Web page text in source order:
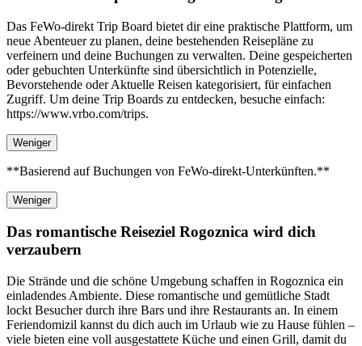
Das FeWo-direkt Trip Board bietet dir eine praktische Plattform, um
neue Abenteuer zu planen, deine bestehenden Reisepläne zu
verfeinern und deine Buchungen zu verwalten. Deine gespeicherten
oder gebuchten Unterkünfte sind übersichtlich in Potenzielle,
Bevorstehende oder Aktuelle Reisen kategorisiert, für einfachen
Zugriff. Um deine Trip Boards zu entdecken, besuche einfach:
https://www.vrbo.com/trips.
Weniger
**Basierend auf Buchungen von FeWo-direkt-Unterkünften.**
Weniger
Das romantische Reiseziel Rogoznica wird dich
verzaubern
Die Strände und die schöne Umgebung schaffen in Rogoznica ein
einladendes Ambiente. Diese romantische und gemütliche Stadt
lockt Besucher durch ihre Bars und ihre Restaurants an. In einem
Feriendomizil kannst du dich auch im Urlaub wie zu Hause fühlen –
viele bieten eine voll ausgestattete Küche und einen Grill, damit du